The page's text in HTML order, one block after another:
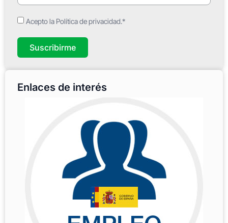
Acepto la Política de privacidad.*
Suscribirme
Enlaces de interés